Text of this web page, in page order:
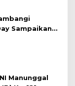
Sampaikan
&
Manunggal